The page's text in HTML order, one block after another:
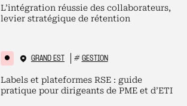
L’intégration réussie des collaborateurs,
levier stratégique de rétention
GRAND EST # GESTION
Labels et plateformes RSE : guide
pratique pour dirigeants de PME et d’ETI